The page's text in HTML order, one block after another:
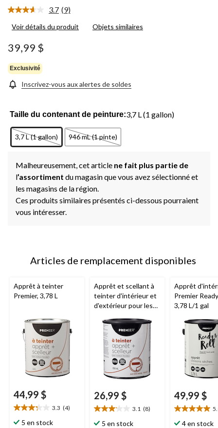
3.7 Lire
9
(9)
Voir détails du produit Objets similaires
39,99 $
Exclusivité
Inscrivez-vous aux alertes de soldes
Taille du contenant de peinture:3,7 L (1 gallon)
3,7 L (1 gallon) 946 mL (1 pinte)
Malheureusement, cet article ne fait plus partie de
l’assortiment du magasin que vous avez sélectionné et
les magasins de la région.
Ces produits similaires présentés ci-dessous pourraient
vous intéresser.
Articles de remplacement disponibles
Apprêt à teinter
Premier, 3,78 L
44,99 $
3.3 (4)
3.3
étoile(s)
5 en stock
Apprêt et scellant à
teinter d'intérieur et
d'extérieur pour les
Premier
26,99 $
3.1 (8)
3.1
étoile(s)
5 en stock
Apprêt
Premier
3,78 L/1 gal
49,99 $
5.0
étoile(s)
4 en stock